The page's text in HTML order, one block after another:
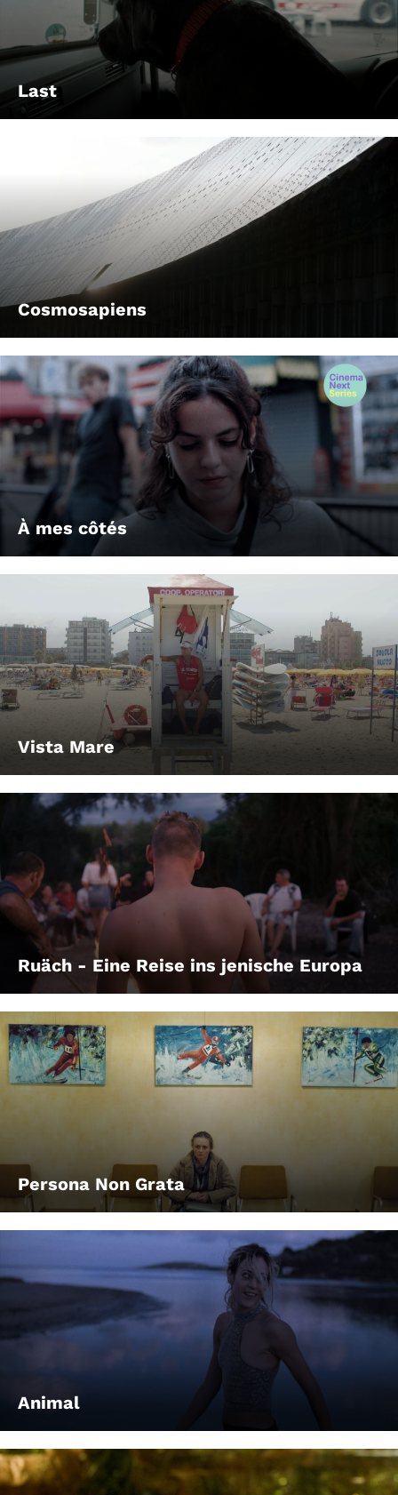
Last
Cosmosapiens
À mes côtés
Vista Mare
Ruäch - Eine Reise ins jenische Europa
Persona Non Grata
Animal